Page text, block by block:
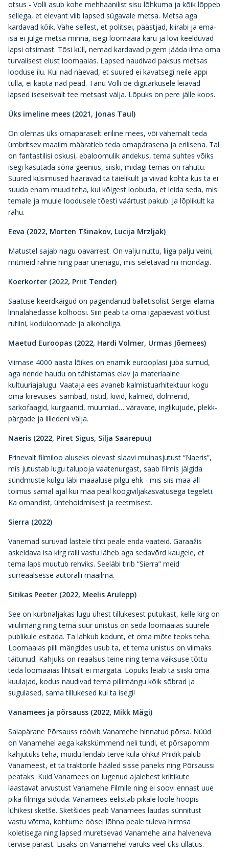
otsus - Volli asub kohe mehhaanilist sisu lõhkuma ja kõik lõppeb
sellega, et elevant viib lapsed sügavale metsa. Metsa aga
kardavad kõik. Vähe sellest, et politsei, päästjad, kiirabi ja ema-
isa ei julge metsa minna, isegi loomaaia karu ja lõvi keelduvad
lapsi otsimast. Tõsi küll, nemad kardavad pigem jääda ilma oma
turvalisest elust loomaaias. Lapsed naudivad paksus metsas
looduse ilu. Kui nad näevad, et suured ei kavatsegi neile appi
tulla, ei kaota nad pead. Tänu Volli õe digitarkusele leiavad
lapsed iseseisvalt tee metsast välja. Lõpuks on pere jälle koos.
Üks imeline mees (2021, Jonas Taul)
On olemas üks omapäraselt eriline mees, või vähemalt teda
ümbritsev maailm määratleb teda omapärasena ja erilisena. Tal
on fantastilisi oskusi, ebaloomulik andekus, tema suhtes võiks
isegi kasutada sõna geenius, siiski, midagi temas on rahutu.
Suured küsimused haaravad ta täielikult ja viivad kohta kus ta ei
suuda enam muud teha, kui kõigest loobuda, et leida seda, mis
temale ja muule loodusele tõesti väärtust pakub. Ja lõplikult ka
rahu.
Eeva (2022, Morten Tšinakov, Lucija Mrzljak)
Matustel sajab nagu oavarrest. On valju nuttu, liiga palju veini,
mitmeid rähne ning paar unenägu, mis seletavad nii mõndagi.
Koerkorter (2022, Priit Tender)
Saatuse keerdkäigud on pagendanud balletisolist Sergei elama
linnalähedasse kolhoosi. Siin peab ta oma igapäevast võitlust
rutiini, koduloomade ja alkoholiga.
Maetud Euroopas (2022, Hardi Volmer, Urmas Jõemees)
Viimase 4000 aasta lõikes on enamik eurooplasi juba surnud,
aga nende haudu on tähistamas elav ja materiaalne
kultuuriajalugu. Vaataja ees avaneb kalmistuarhitektuur kogu
oma kirevuses: sambad, ristid, kivid, kalmed, dolmenid,
sarkofaagid, kurgaanid, muumiad… väravate, inglikujude, plekk-
pärgade ja lilledeni välja.
Naeris (2022, Piret Sigus, Silja Saarepuu)
Erinevalt filmiloo aluseks olevast slaavi muinasjutust “Naeris”,
mis jutustab lugu talupoja vaatenurgast, saab filmis jälgida
sündmuste kulgu läbi maaaluse pilgu ehk - mis siis maa all
toimus samal ajal kui maa peal köögiviljakasvatusega tegeleti.
Ka omandist, ühtehoidmisest ja reetmisest.
Sierra (2022)
Vanemad suruvad lastele tihti peale enda vaateid. Garaažis
askeldava isa kirg ralli vastu läheb aga sedavõrd kaugele, et
tema laps muutub rehviks. Seeläbi tirib “Sierra” meid
sürreaalsesse autoralli maailma.
Sitikas Peeter (2022, Meelis Arulepp)
See on kurbnaljakas lugu ühest tillukesest putukast, kelle kirg on
viiulimäng ning tema suur unistus on seda loomaaias suurele
publikule esitada. Ta lahkub kodunt, et oma mõte teoks teha.
Loomaaias pilli mängides usub ta, et tema unistus on viimaks
täitunud. Kahjuks on reaalsus teine ning tema väiksuse tõttu
teda loomaaias lihtsalt ei märgata. Lõpuks leiab ta siiski oma
kuulajad, kodus naudivad tema pillimängu kõik sõbrad ja
sugulased, sama tillukesed kui ta isegi!
Vanamees ja põrsauss (2022, Mikk Mägi)
Salapärane Põrsauss röövib Vanamehe hinnatud põrsa. Nüüd
on Vanamehel aega kakskümmend neli tundi, et põrsapomm
kahjutuks teha, muidu lendab terve küla õhku! Priidik palub
Vanameest, et ta traktorile hääled sisse paneks ning Põrsaussi
peataks. Kuid Vanamees on lugenud ajalehest kriitikute
laastavat arvustust Vanamehe Filmile ning ei soovi ennast uue
pika filmiga siduda. Vanamees eelistab pikale loole hoopis
lühikesi sketše. Sketšides peab Vanamees laudas sünnitust
vastu võtma, kohtume öösel lõhna peale tuleva hirmsa
koletisega ning lapsed muretsevad Vanamehe aina halveneva
tervise pärast. Lisaks on Vanamehel varuks veel üks üllatus.